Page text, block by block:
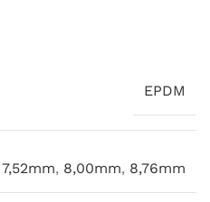
EPDM
7,52mm, 8,00mm, 8,76mm